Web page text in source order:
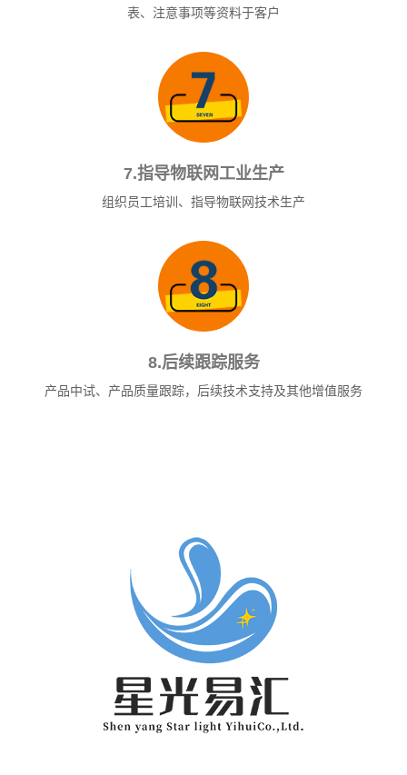
表、注意事项等资料于客户
7.指导物联网工业生产
组织员工培训、指导物联网技术生产
8.后续跟踪服务
产品中试、产品质量跟踪，后续技术支持及其他增值服务